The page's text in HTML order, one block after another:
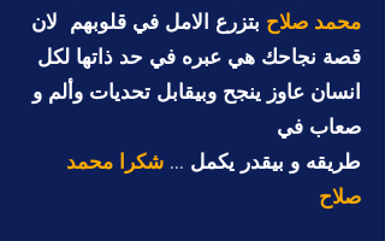
محمد صلاح بتزرع الامل في قلوبهم لان
قصة نجاحك هي عبره في حد ذاتها لكل
انسان عاوز ينجح وبيقابل تحديات وألم و
صعاب في
طريقه و بيقدر يكمل ... شكرا محمد
صلاح